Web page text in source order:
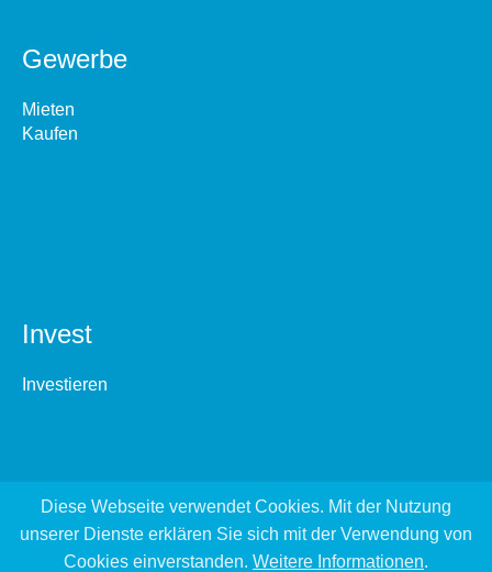
Gewerbe
Mieten
Kaufen
Invest
Investieren
Diese Webseite verwendet Cookies. Mit der Nutzung
unserer Dienste erklären Sie sich mit der Verwendung von
Cookies einverstanden. Weitere Informationen.